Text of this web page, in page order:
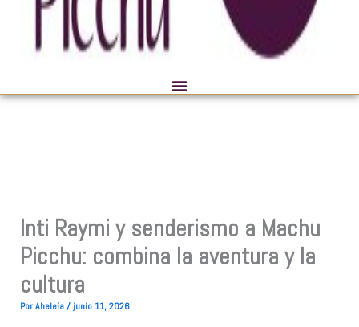
Inti Raymi y senderismo a Machu
Picchu: combina la aventura y la
cultura
PorAheleía / junio 11, 2026